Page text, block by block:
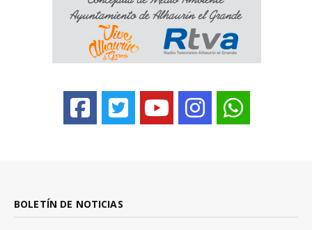
BOLETÍN DE NOTICIAS